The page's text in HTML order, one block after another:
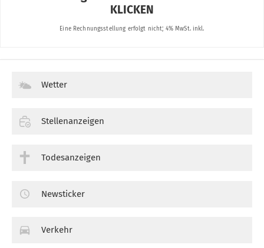
Wetter
Stellenanzeigen
Todesanzeigen
Newsticker
Verkehr